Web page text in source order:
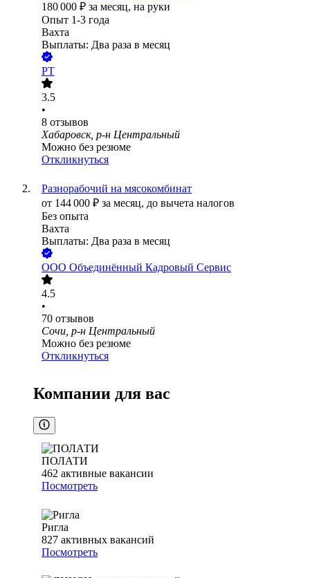
180 000 ₽ за месяц, на руки
Опыт 1-3 года
Вахта
Выплаты: Два раза в месяц
РТ
3.5
•
8 отзывов
Хабаровск, р-н Центральный
Можно без резюме
Откликнуться
Разнорабочий на мясокомбинат
от 144 000 ₽ за месяц, до вычета налогов
Без опыта
Вахта
Выплаты: Два раза в месяц
ООО Объединённый Кадровый Сервис
4.5
•
70 отзывов
Сочи, р-н Центральный
Можно без резюме
Откликнуться
Компании для вас
ПОЛАТИ
462 активные вакансии
Посмотреть
Ригла
827 активных вакансий
Посмотреть